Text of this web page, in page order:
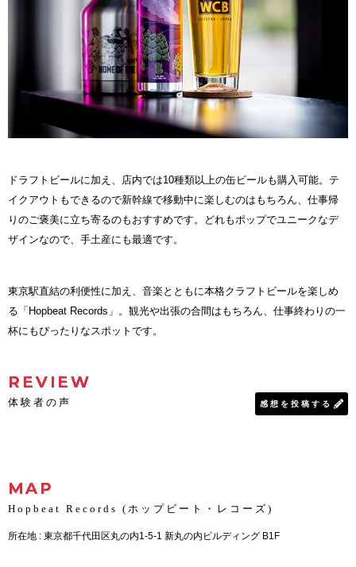
ドラフトビールに加え、店内では10種類以上の缶ビールも購入可能。テ
イクアウトもできるので新幹線で移動中に楽しむのはもちろん、仕事帰
りのご褒美に立ち寄るのもおすすめです。どれもポップでユニークなデ
ザインなので、手土産にも最適です。
東京駅直結の利便性に加え、音楽とともに本格クラフトビールを楽しめ
る「Hopbeat Records」。観光や出張の合間はもちろん、仕事終わりの一
杯にもぴったりなスポットです。
REVIEW
体験者の声 感想を投稿する
MAP
Hopbeat Records (ホップビート・レコーズ)
所在地 : 東京都千代田区丸の内1-5-1 新丸の内ビルディング B1F